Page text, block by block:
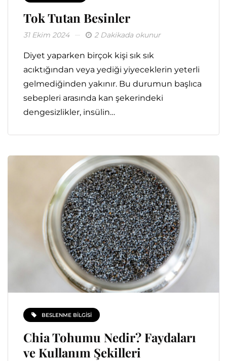
Tok Tutan Besinler
31 Ekim 2024 2 Dakikada okunur
Diyet yaparken birçok kişi sık sık
acıktığından veya yediği yiyeceklerin yeterli
gelmediğinden yakınır. Bu durumun başlıca
sebepleri arasında kan şekerindeki
dengesizlikler, insülin…
BESLENME BILGISI
Chia Tohumu Nedir? Faydaları
ve Kullanım Şekilleri